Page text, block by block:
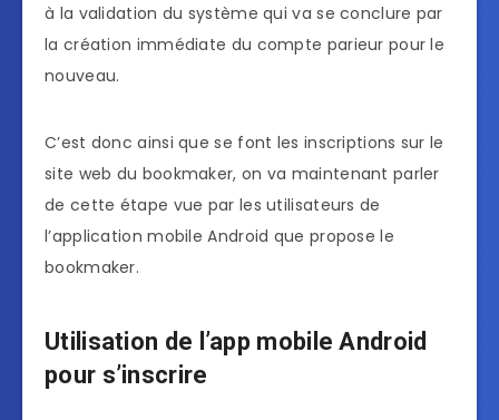
à la validation du système qui va se conclure par
la création immédiate du compte parieur pour le
nouveau.
C’est donc ainsi que se font les inscriptions sur le
site web du bookmaker, on va maintenant parler
de cette étape vue par les utilisateurs de
l’application mobile Android que propose le
bookmaker.
Utilisation de l’app mobile Android
pour s’inscrire